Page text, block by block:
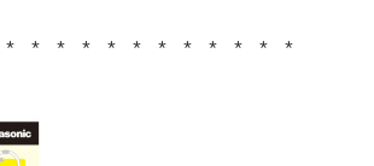
* * * * * * * * * * *